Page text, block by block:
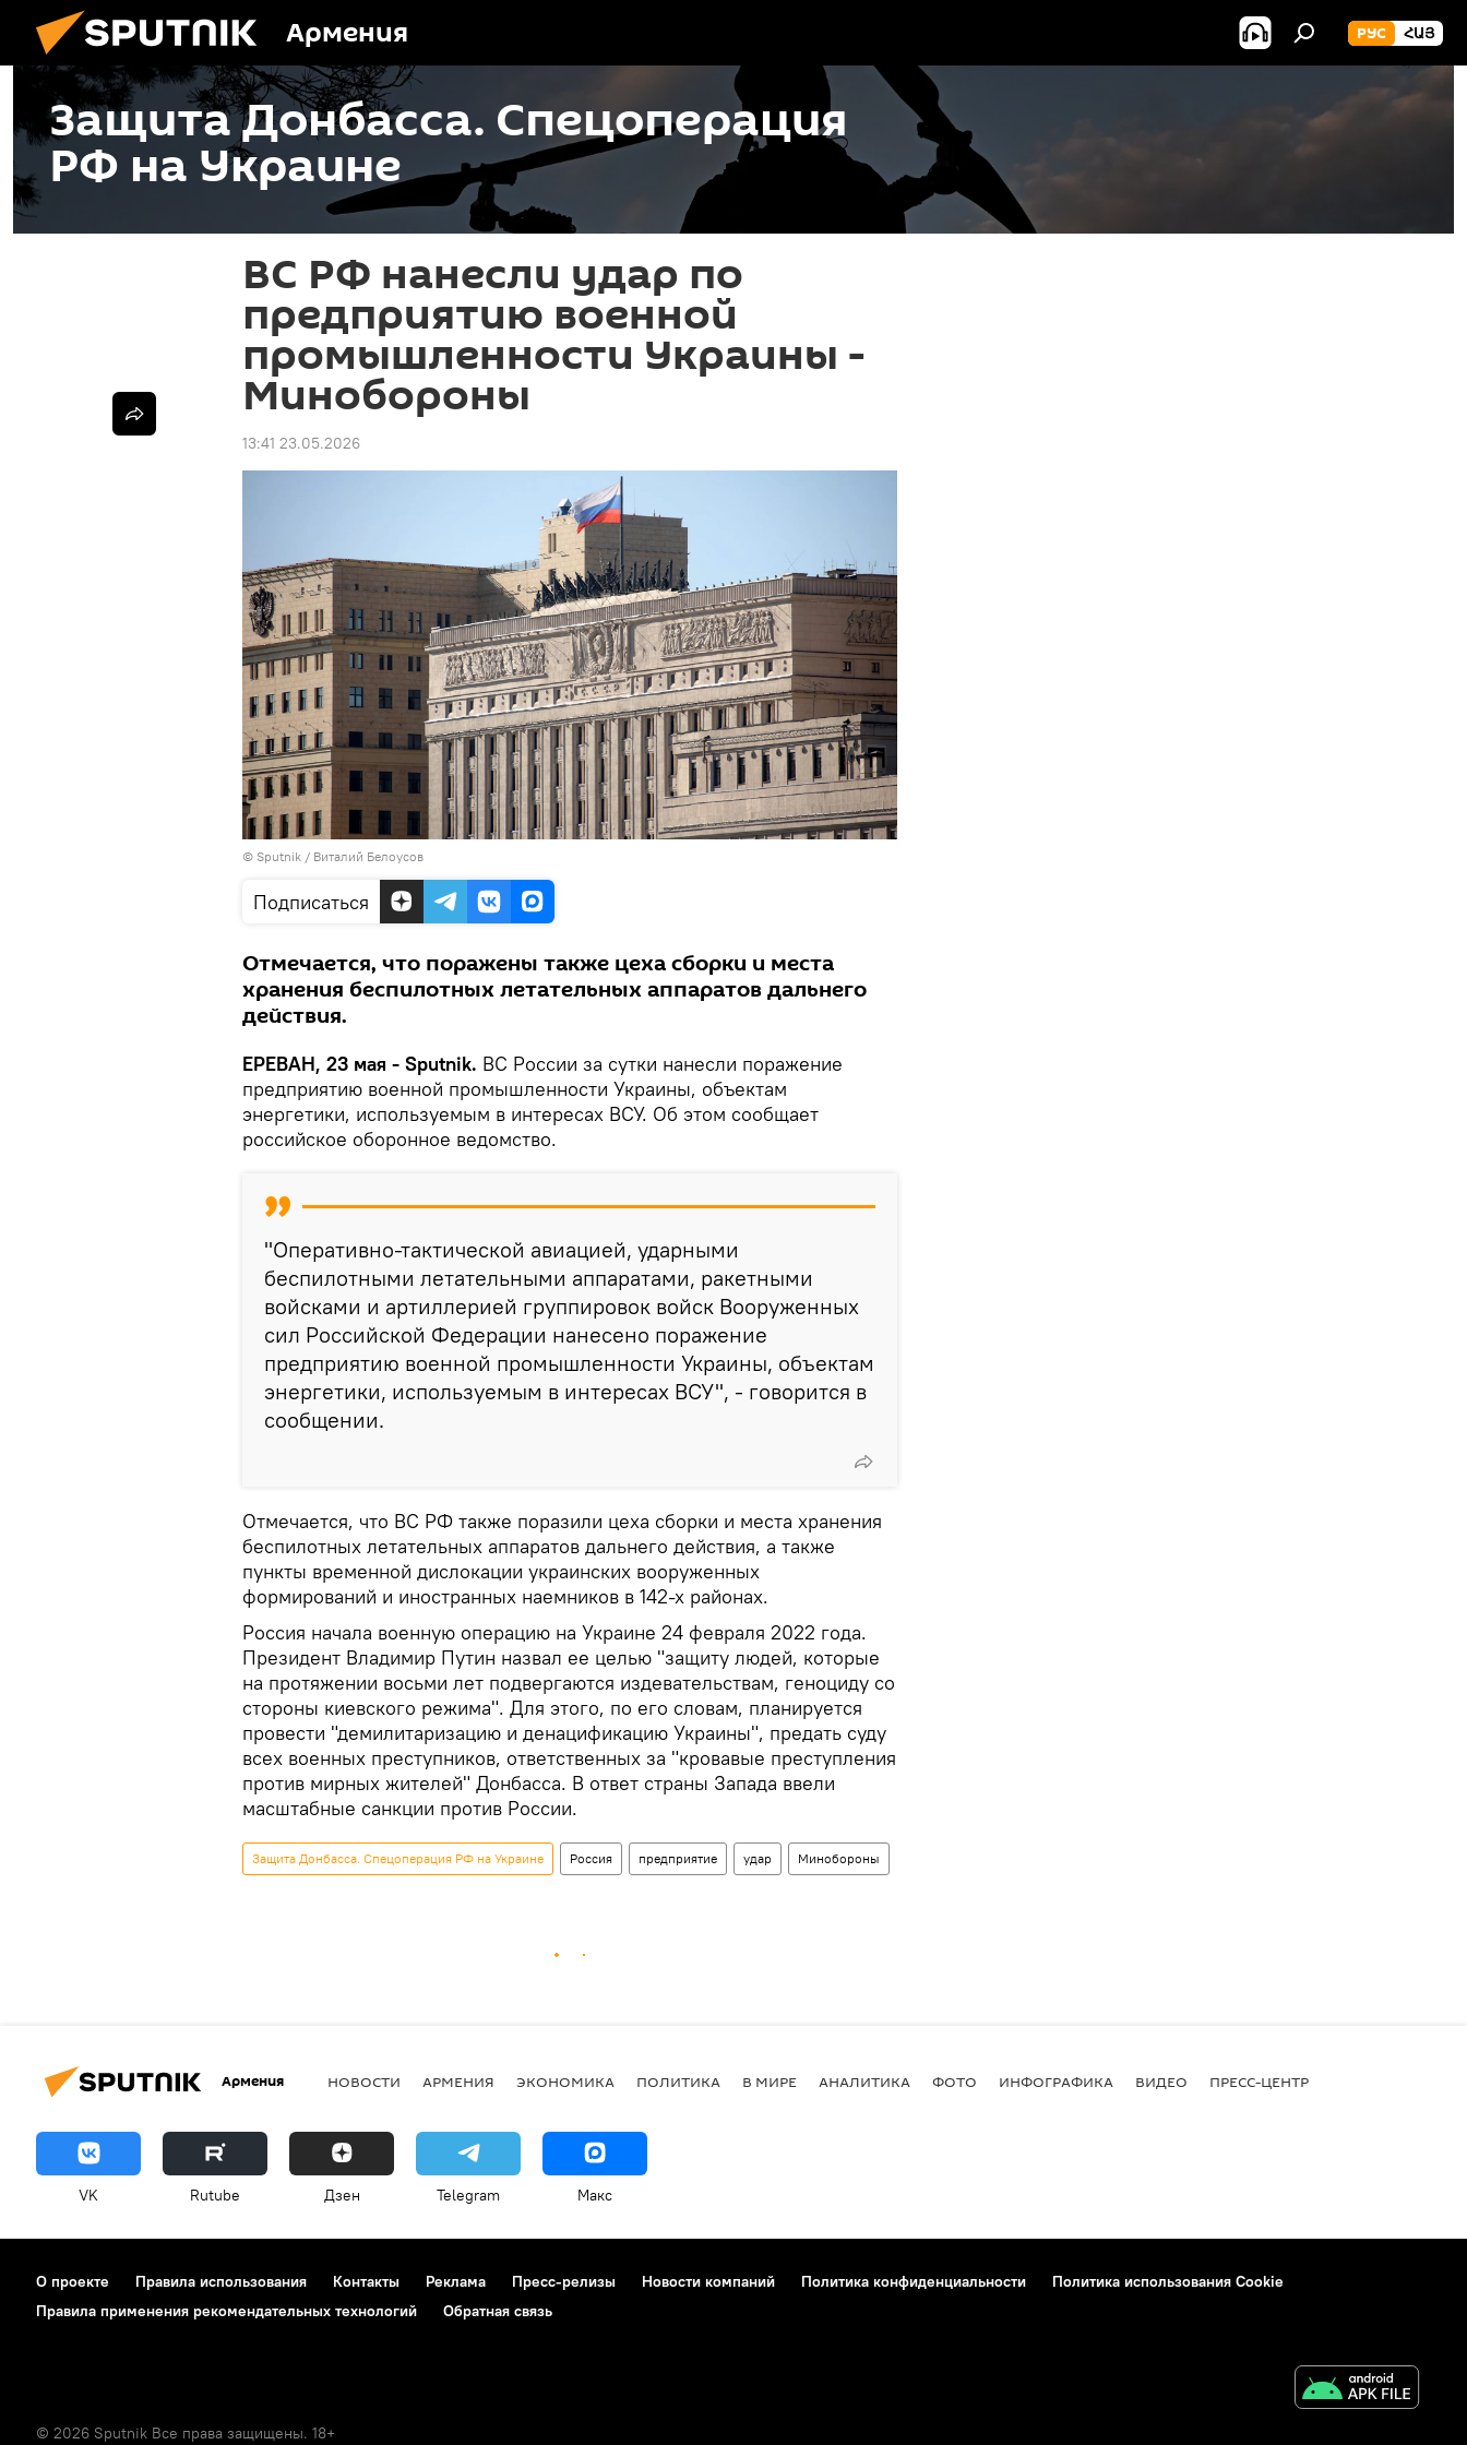
Армения РУС ՀԱՅ
Защита Донбасса. Спецоперация
РФ на Украине
ВС РФ нанесли удар по
предприятию военной
промышленности Украины -
Минобороны
13:41 23.05.2026
© Sputnik / Виталий Белоусов
Подписаться
Отмечается, что поражены также цеха сборки и места
хранения беспилотных летательных аппаратов дальнего
действия.
ЕРЕВАН, 23 мая - Sputnik. ВС России за сутки нанесли поражение
предприятию военной промышленности Украины, объектам
энергетики, используемым в интересах ВСУ. Об этом сообщает
российское оборонное ведомство.
"Оперативно-тактической авиацией, ударными
беспилотными летательными аппаратами, ракетными
войсками и артиллерией группировок войск Вооруженных
сил Российской Федерации нанесено поражение
предприятию военной промышленности Украины, объектам
энергетики, используемым в интересах ВСУ", - говорится в
сообщении.
Отмечается, что ВС РФ также поразили цеха сборки и места хранения
беспилотных летательных аппаратов дальнего действия, а также
пункты временной дислокации украинских вооруженных
формирований и иностранных наемников в 142-х районах.
Россия начала военную операцию на Украине 24 февраля 2022 года.
Президент Владимир Путин назвал ее целью "защиту людей, которые
на протяжении восьми лет подвергаются издевательствам, геноциду со
стороны киевского режима". Для этого, по его словам, планируется
провести "демилитаризацию и денацификацию Украины", предать суду
всех военных преступников, ответственных за "кровавые преступления
против мирных жителей" Донбасса. В ответ страны Запада ввели
масштабные санкции против России.
Защита Донбасса. Спецоперация РФ на Украине Россия предприятие удар Минобороны
Армения НОВОСТИ АРМЕНИЯ ЭКОНОМИКА ПОЛИТИКА В МИРЕ АНАЛИТИКА ФОТО ИНФОГРАФИКА ВИДЕО ПРЕСС-ЦЕНТР
VK Rutube Дзен Telegram Макс
О проекте Правила использования Контакты Реклама Пресс-релизы Новости компаний Политика конфиденциальности
Политика использования Cookie
Правила применения рекомендательных технологий
Обратная связь
© 2026 Sputnik Все права защищены. 18+